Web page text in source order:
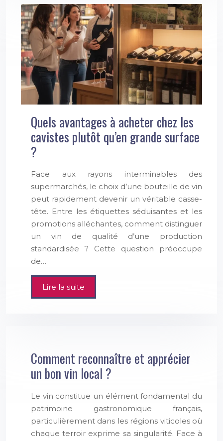
Quels avantages à acheter chez les
cavistes plutôt qu’en grande surface
?
Face aux rayons interminables des
supermarchés, le choix d’une bouteille de vin
peut rapidement devenir un véritable casse-
tête. Entre les étiquettes séduisantes et les
promotions alléchantes, comment distinguer
un vin de qualité d’une production
standardisée ? Cette question préoccupe
de…
Lire la suite
Comment reconnaître et apprécier
un bon vin local ?
Le vin constitue un élément fondamental du
patrimoine gastronomique français,
particulièrement dans les régions viticoles où
chaque terroir exprime sa singularité. Face à